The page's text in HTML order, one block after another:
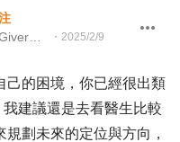
・ 2025/2/9
己的困境，你已經很出類
建議還是去看醫生比較
劃未來的定位與方向，